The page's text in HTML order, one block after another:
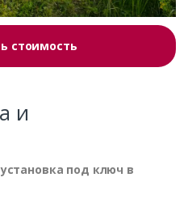
стоимость
и
под ключ в